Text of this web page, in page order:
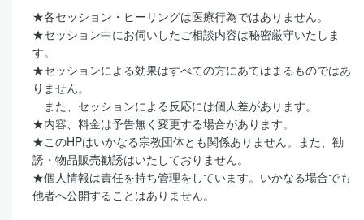
★各セッション・ヒーリングは医療行為ではありません。
★セッション中にお伺いしたご相談内容は秘密厳守いたしま
す。
★セッションによる効果はすべての方にあてはまるものではあ
りません。
また、セッションによる反応には個人差があります。
★内容、料金は予告無く変更する場合があります。
★このHPはいかなる宗教団体とも関係ありません。また、勧
誘・物品販売勧誘はいたしておりません。
★個人情報は責任を持ち管理をしています。いかなる場合でも
他者へ公開することはありません。